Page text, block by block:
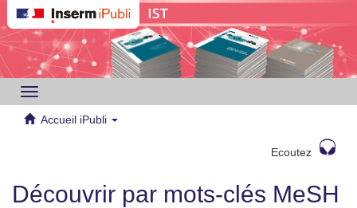
Toggle
navigation
Accueil iPubli
Ecoutez
Découvrir par mots-clés MeSH